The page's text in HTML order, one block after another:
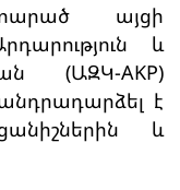
այցի
և
(ԱԶԿ-AKP)
է
և